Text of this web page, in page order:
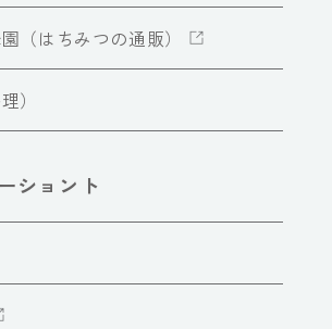
（はちみつの通販）
）
ショント